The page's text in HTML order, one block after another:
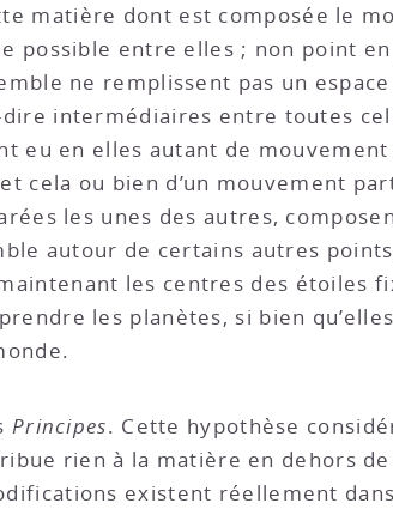
matière dont est composée le
possible entre elles ; non point
ne remplissent pas un
dire intermédiaires entre toutes
eu en elles autant de
cela ou bien d’un mouvement
les unes des autres,
autour de certains autres
les centres des étoiles
les planètes, si bien
Principes. Cette hypothèse
rien à la matière en dehors
existent réellement